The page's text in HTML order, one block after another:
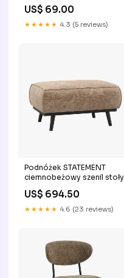
złotym mniej niż 100 cm
US$ 69.00
★★★★★ 4.3 (5 reviews)
Podnóżek STATEMENT
ciemnobeżowy szenil stoły
US$ 694.50
★★★★★ 4.6 (23 reviews)